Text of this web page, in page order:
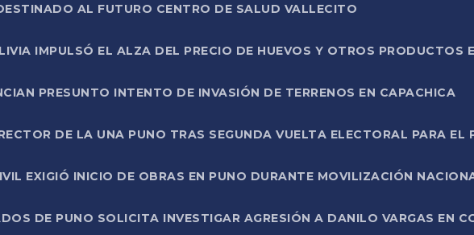
AL FUTURO CENTRO DE SALUD VALLECITO
IMPULSÓ EL ALZA DEL PRECIO DE HUEVOS Y OTROS PRODUCTOS
PRESUNTO INTENTO DE INVASIÓN DE TERRENOS EN CAPACHICA
DE LA UNA PUNO TRAS SEGUNDA VUELTA ELECTORAL PARA EL
EXIGIÓ INICIO DE OBRAS EN PUNO DURANTE MOVILIZACIÓN
DE PUNO SOLICITA INVESTIGAR AGRESIÓN A DANILO VARGAS EN